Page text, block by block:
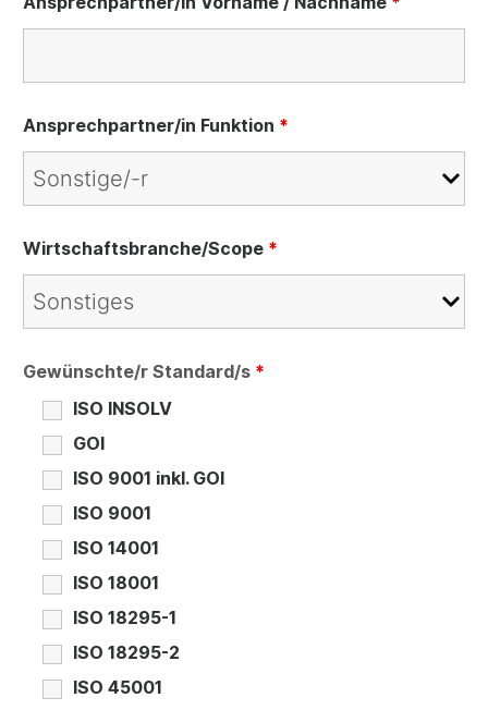
Ansprechpartner/in Funktion *
Wirtschaftsbranche/Scope *
Gewünschte/r Standard/s *
ISO INSOLV
GOI
ISO 9001 inkl. GOI
ISO 9001
ISO 14001
ISO 18001
ISO 18295-1
ISO 18295-2
ISO 45001